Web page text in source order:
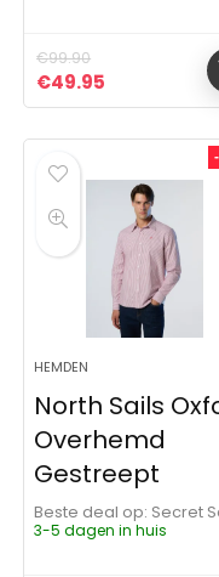
€99.90
Oorspronkelijke
€49.95 Huidige
HEMDEN
North Sails
Overhemd
Gestreept
Beste deal op:
Secret
3-5 dagen in huis